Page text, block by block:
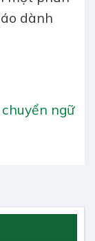
dành
chuyển ngữ